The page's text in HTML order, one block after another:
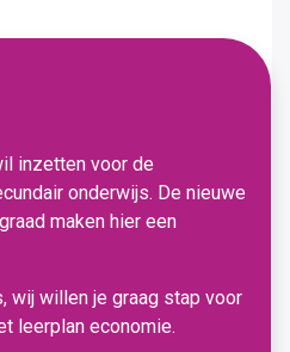
inzetten voor de
onderwijs. De nieuwe
maken hier een
wij willen je graag stap voor
leerplan economie.